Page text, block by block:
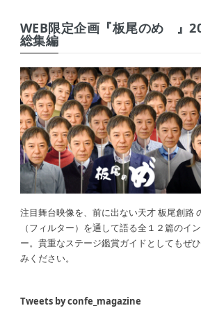
WEB限定企画『板尾のめ゙』
総集編
注目舞台映像を、前に出ない天才 板尾創路
（フィルター）を通して語る全１２篇のイ
ー。貴重なステージ鑑賞ガイドとしてもぜ
みください。
Tweets by confe_magazine